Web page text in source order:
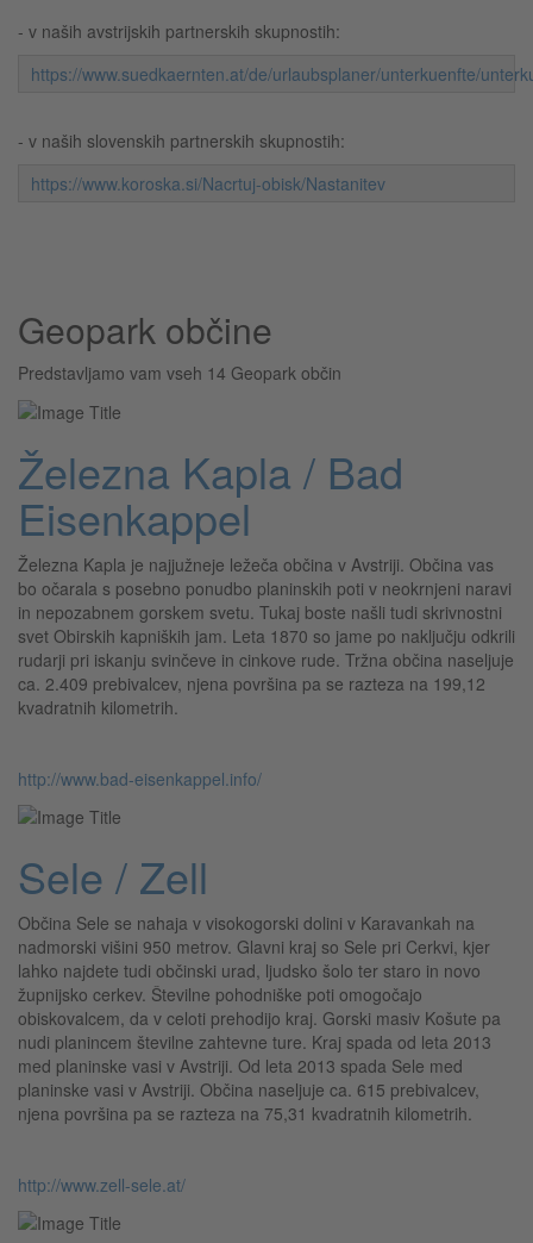
- v naših avstrijskih partnerskih skupnostih:
https://www.suedkaernten.at/de/urlaubsplaner/unterkuenfte/
- v naših slovenskih partnerskih skupnostih:
https://www.koroska.si/Nacrtuj-obisk/Nastanitev
Geopark občine
Predstavljamo vam vseh 14 Geopark občin
Železna Kapla / Bad
Eisenkappel
Železna Kapla je najjužneje ležeča občina v Avstriji. Občina vas
bo očarala s posebno ponudbo planinskih poti v neokrnjeni naravi
in nepozabnem gorskem svetu. Tukaj boste našli tudi skrivnostni
svet Obirskih kapniških jam. Leta 1870 so jame po naključju odkrili
rudarji pri iskanju svinčeve in cinkove rude. Tržna občina naseljuje
ca. 2.409 prebivalcev, njena površina pa se razteza na 199,12
kvadratnih kilometrih.
http://www.bad-eisenkappel.info/
Sele / Zell
Občina Sele se nahaja v visokogorski dolini v Karavankah na
nadmorski višini 950 metrov. Glavni kraj so Sele pri Cerkvi, kjer
lahko najdete tudi občinski urad, ljudsko šolo ter staro in novo
župnijsko cerkev. Številne pohodniške poti omogočajo
obiskovalcem, da v celoti prehodijo kraj. Gorski masiv Košute pa
nudi planincem številne zahtevne ture. Kraj spada od leta 2013
med planinske vasi v Avstriji. Od leta 2013 spada Sele med
planinske vasi v Avstriji. Občina naseljuje ca. 615 prebivalcev,
njena površina pa se razteza na 75,31 kvadratnih kilometrih.
http://www.zell-sele.at/